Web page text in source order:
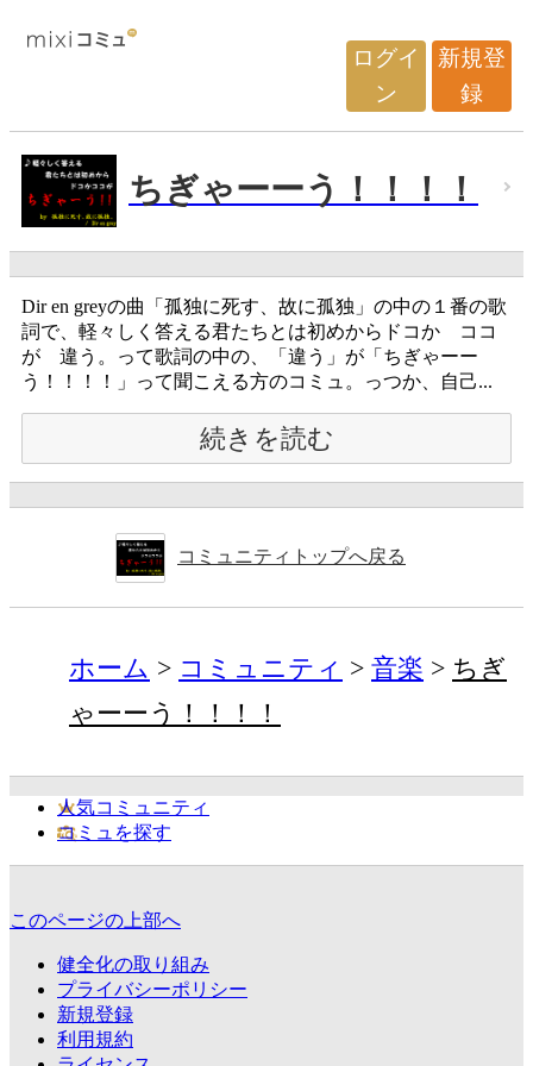
ログイ
ン
新規登
録
ちぎゃーーう！！！！
Dir en greyの曲「孤独に死す、故に孤独」の中の１番の歌
詞で、軽々しく答える君たちとは初めからドコか ココ
が 違う。って歌詞の中の、「違う」が「ちぎゃーー
う！！！！」って聞こえる方のコミュ。っつか、自己...
続きを読む
コミュニティトップへ戻る
ホーム コミュニティ 音楽
ちぎ
ゃーーう！！！！
人気コミュニティ
コミュを探す
このページの上部へ
健全化の取り組み
プライバシーポリシー
新規登録
利用規約